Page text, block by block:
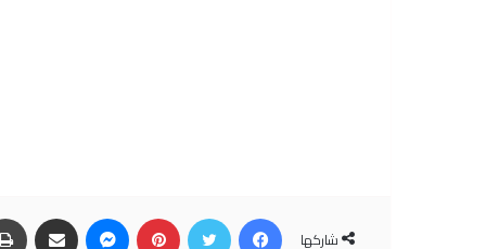
شاركها
فيسبوك تويتر بينتيريست ماسنجر مشاركة عبر البريد